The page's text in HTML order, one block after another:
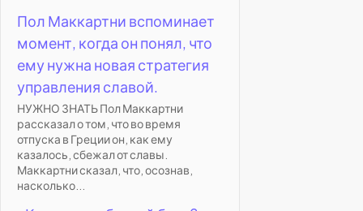
Пол Маккартни вспоминает
момент, когда он понял, что
ему нужна новая стратегия
управления славой.
НУЖНО ЗНАТЬ Пол Маккартни
рассказал о том, что во время
отпуска в Греции он, как ему
казалось, сбежал от славы.
Маккартни сказал, что, осознав,
насколько...